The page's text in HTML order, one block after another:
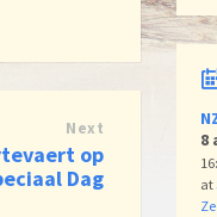
Next
op
Dag
8
at